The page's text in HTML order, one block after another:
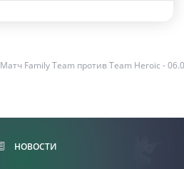
Матч Family Team против Team Heroic -
НОВОСТИ